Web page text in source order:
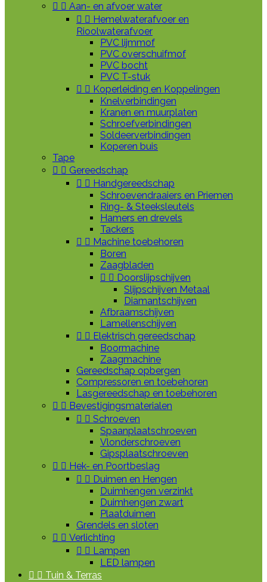
  Aan- en afvoer water
  Hemelwaterafvoer en
Rioolwaterafvoer
PVC lijmmof
PVC overschuifmof
PVC bocht
PVC T-stuk
  Koperleiding en Koppelingen
Knelverbindingen
Kranen en muurplaten
Schroefverbindingen
Soldeerverbindingen
Koperen buis
Tape
  Gereedschap
  Handgereedschap
Schroevendraaiers en Priemen
Ring- & Steeksleutels
Hamers en drevels
Tackers
  Machine toebehoren
Boren
Zaagbladen
  Doorslijpschijven
Slijpschijven Metaal
Diamantschijven
Afbraamschijven
Lamellenschijven
  Elektrisch gereedschap
Boormachine
Zaagmachine
Gereedschap opbergen
Compressoren en toebehoren
Lasgereedschap en toebehoren
  Bevestigingsmaterialen
  Schroeven
Spaanplaatschroeven
Vlonderschroeven
Gipsplaatschroeven
  Hek- en Poortbeslag
  Duimen en Hengen
Duimhengen verzinkt
Duimhengen zwart
Plaatduimen
Grendels en sloten
  Verlichting
  Lampen
LED lampen
  Tuin & Terras